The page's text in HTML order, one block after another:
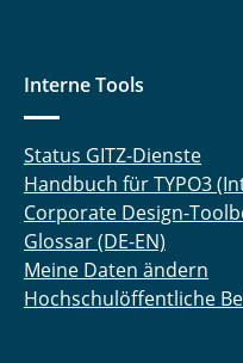
Interne Tools
Status GITZ-Dienste
Handbuch für TYPO3
Corporate Design-
Glossar (DE-EN)
Meine Daten ändern
Hochschulöffentliche